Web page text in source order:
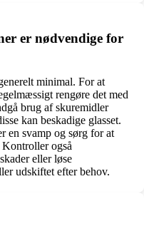
er nødvendige for
minimal. For at
rengøre det med
brug af skuremidler
kan beskadige glasset.
en svamp og sørg for at
også
eller løse
udskiftet efter behov.